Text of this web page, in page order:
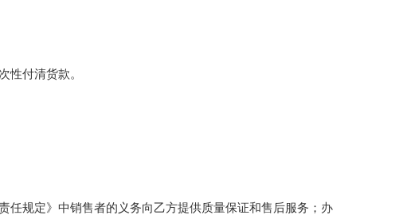
性付清货款。
任规定》中销售者的义务向乙方提供质量保证和售后服务；办